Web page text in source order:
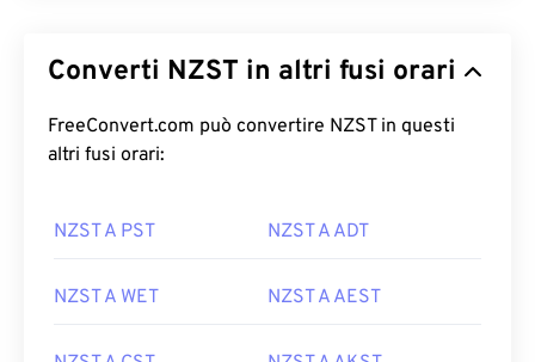
Converti NZST in altri fusi orari
FreeConvert.com può convertire NZST in questi
altri fusi orari:
NZST A PST NZST A ADT
NZST A WET NZST A AEST